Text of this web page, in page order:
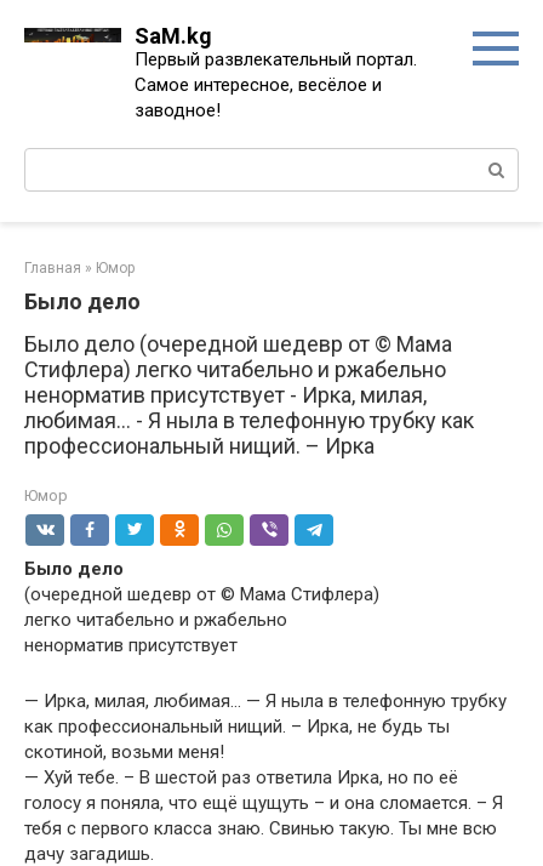
SaM.kg
Первый развлекательный портал.
Самое интересное, весёлое и
заводное!
Поиск:
Главная » Юмор
Было дело
Было дело (очередной шедевр от © Мама
Стифлера) легко читабельно и ржабельно
ненорматив присутствует - Ирка, милая,
любимая… - Я ныла в телефонную трубку как
профессиональный нищий. – Ирка
Юмор
Было дело
(очередной шедевр от © Мама Стифлера)
легко читабельно и ржабельно
ненорматив присутствует
— Ирка, милая, любимая… — Я ныла в телефонную трубку
как профессиональный нищий. – Ирка, не будь ты
скотиной, возьми меня!
— Хуй тебе. – В шестой раз ответила Ирка, но по её
голосу я поняла, что ещё щущуть – и она сломается. – Я
тебя с первого класса знаю. Свинью такую. Ты мне всю
дачу загадишь.